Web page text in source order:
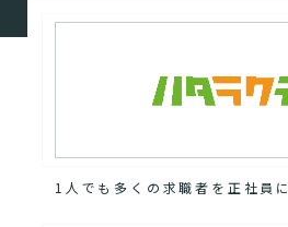
1人でも多くの求職者を正社員に